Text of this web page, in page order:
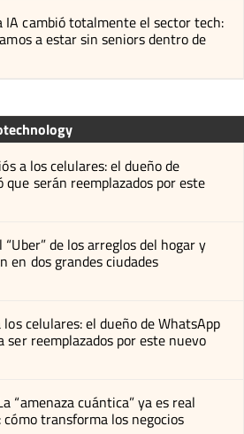
IA cambió totalmente el sector tech:
a estar sin seniors dentro de
a los celulares: el dueño de
que serán reemplazados por este
“Uber” de los arreglos del hogar y
en dos grandes ciudades
los celulares: el dueño de WhatsApp
ser reemplazados por este nuevo
“amenaza cuántica” ya es real
cómo transforma los negocios